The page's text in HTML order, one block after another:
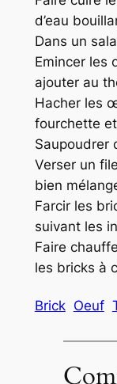
d’eau
Dans un
Emincer les
ajouter au
Hacher les
fourchette
Saupoudrer
Verser un
bien
Farcir les
suivant les
Faire
les bricks à
Brick Oeuf